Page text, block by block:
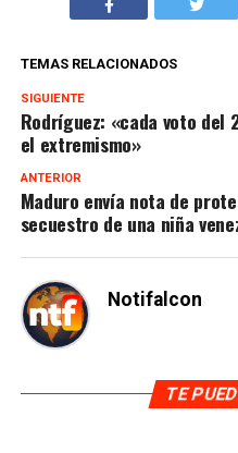
TEMAS RELACIONADOS
SIGUIENTE
Rodríguez: «cada voto del
el extremismo»
ANTERIOR
Maduro envía nota de
secuestro de una niña
Notifalcon
TE